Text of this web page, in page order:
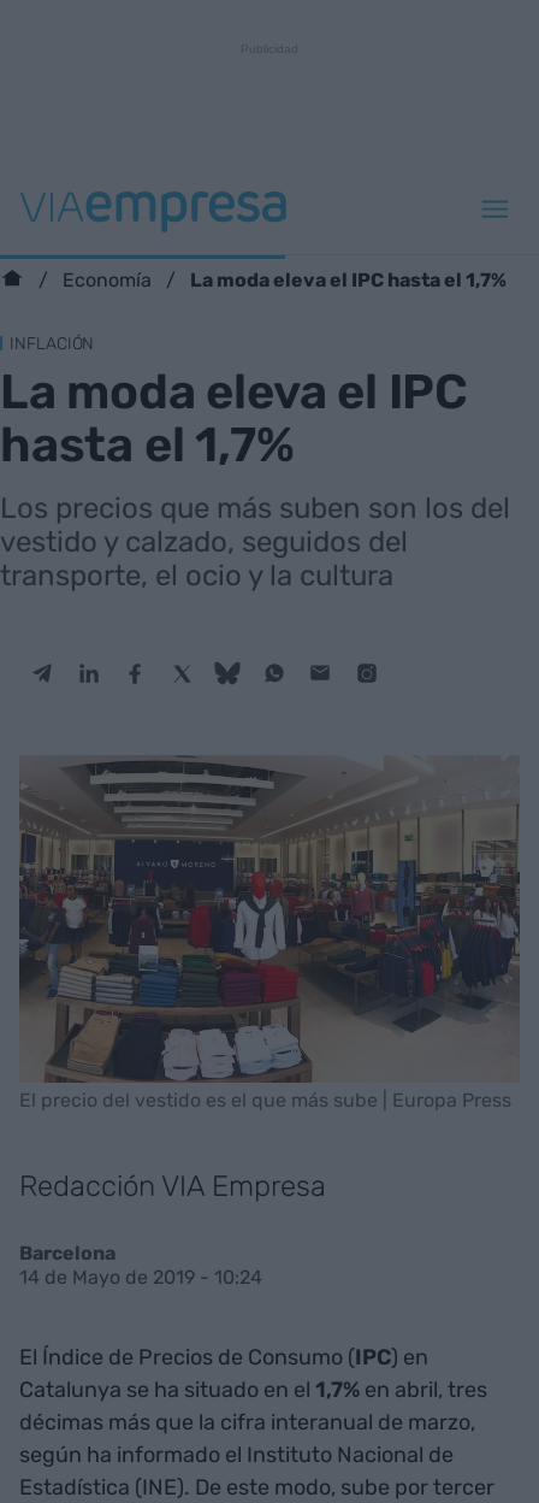
Economía La moda eleva el IPC hasta el 1,7%
INFLACIÓN
La moda eleva el IPC
hasta el 1,7%
Los precios que más suben son los del
vestido y calzado, seguidos del
transporte, el ocio y la cultura
El precio del vestido es el que más sube | Europa Press
Redacción VIA Empresa
Barcelona
14 de Mayo de 2019 - 10:24
El Índice de Precios de Consumo (IPC) en
Catalunya se ha situado en el 1,7% en abril, tres
décimas más que la cifra interanual de marzo,
según ha informado el Instituto Nacional de
Estadística (INE). De este modo, sube por tercer